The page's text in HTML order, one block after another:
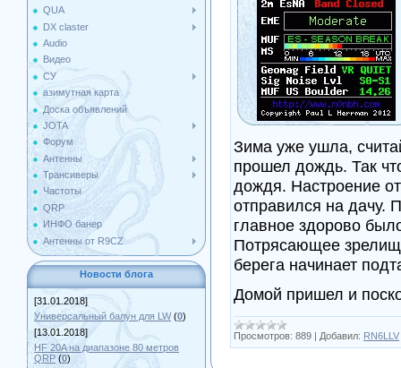
QUA
DX claster
Audio
Видео
СУ
азимутная карта
Доска объявлений
JOTA
Форум
Антенны
Трансиверы
Частоты
QRP
ИНФО банер
Антенны от R9CZ
Новости блога
[31.01.2018]
Универсальный балун для LW (0)
[13.01.2018]
HF 20A на диапазоне 80 метров
QRP (0)
Зима уже ушла,
прошел дождь. Так
дождя. Настроение
отправился на дачу.
главное здорово
Потрясающее
берега начинает
Домой пришел и
Просмотров: 889 | Добавил: RN6LLV